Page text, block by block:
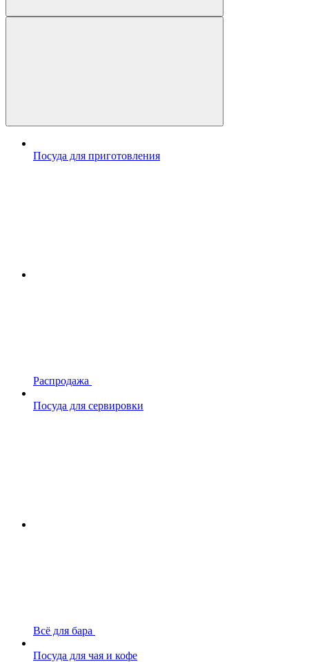
Посуда для приготовления
Распродажа
Посуда для сервировки
Всё для бара
Посуда для чая и кофе